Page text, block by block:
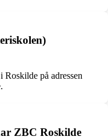
på adressen
ZBC Roskilde